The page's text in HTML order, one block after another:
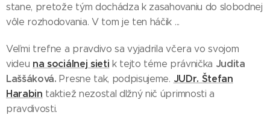
stane, pretože tým dochádza k zasahovaniu do slobodnej
vôle rozhodovania. V tom je ten háčik ...
Veľmi trefne a pravdivo sa vyjadrila včera vo svojom
videu na sociálnej sieti k tejto téme právnička Judita
Laššáková. Presne tak, podpisujeme. JUDr. Štefan
Harabin taktiež nezostal dlžný nič úprimnosti a
pravdivosti.